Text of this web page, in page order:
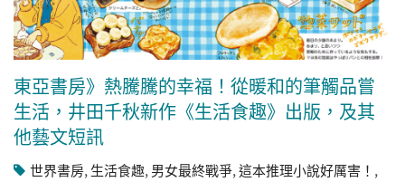
東亞書房》熱騰騰的幸福！從暖和的筆觸品嘗
生活，井田千秋新作《生活食趣》出版，及其
他藝文短訊
世界書房, 生活食趣, 男女最終戰爭,這本推理小說好厲害！ ,